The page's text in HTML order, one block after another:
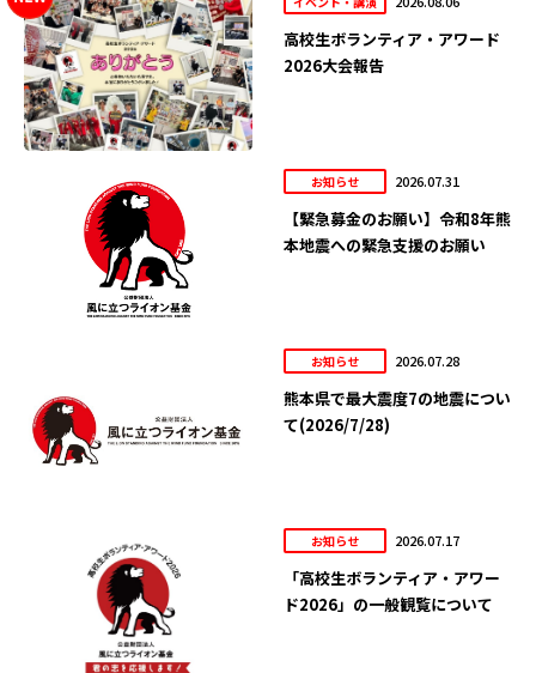
高校生ボランティア・アワード
2026大会報告
お知らせ 2026.07.31
【緊急募金のお願い】令和8年熊
本地震への緊急支援のお願い
お知らせ 2026.07.28
熊本県で最大震度7の地震につい
て(2026/7/28)
お知らせ 2026.07.17
「高校生ボランティア・アワー
ド2026」の一般観覧について